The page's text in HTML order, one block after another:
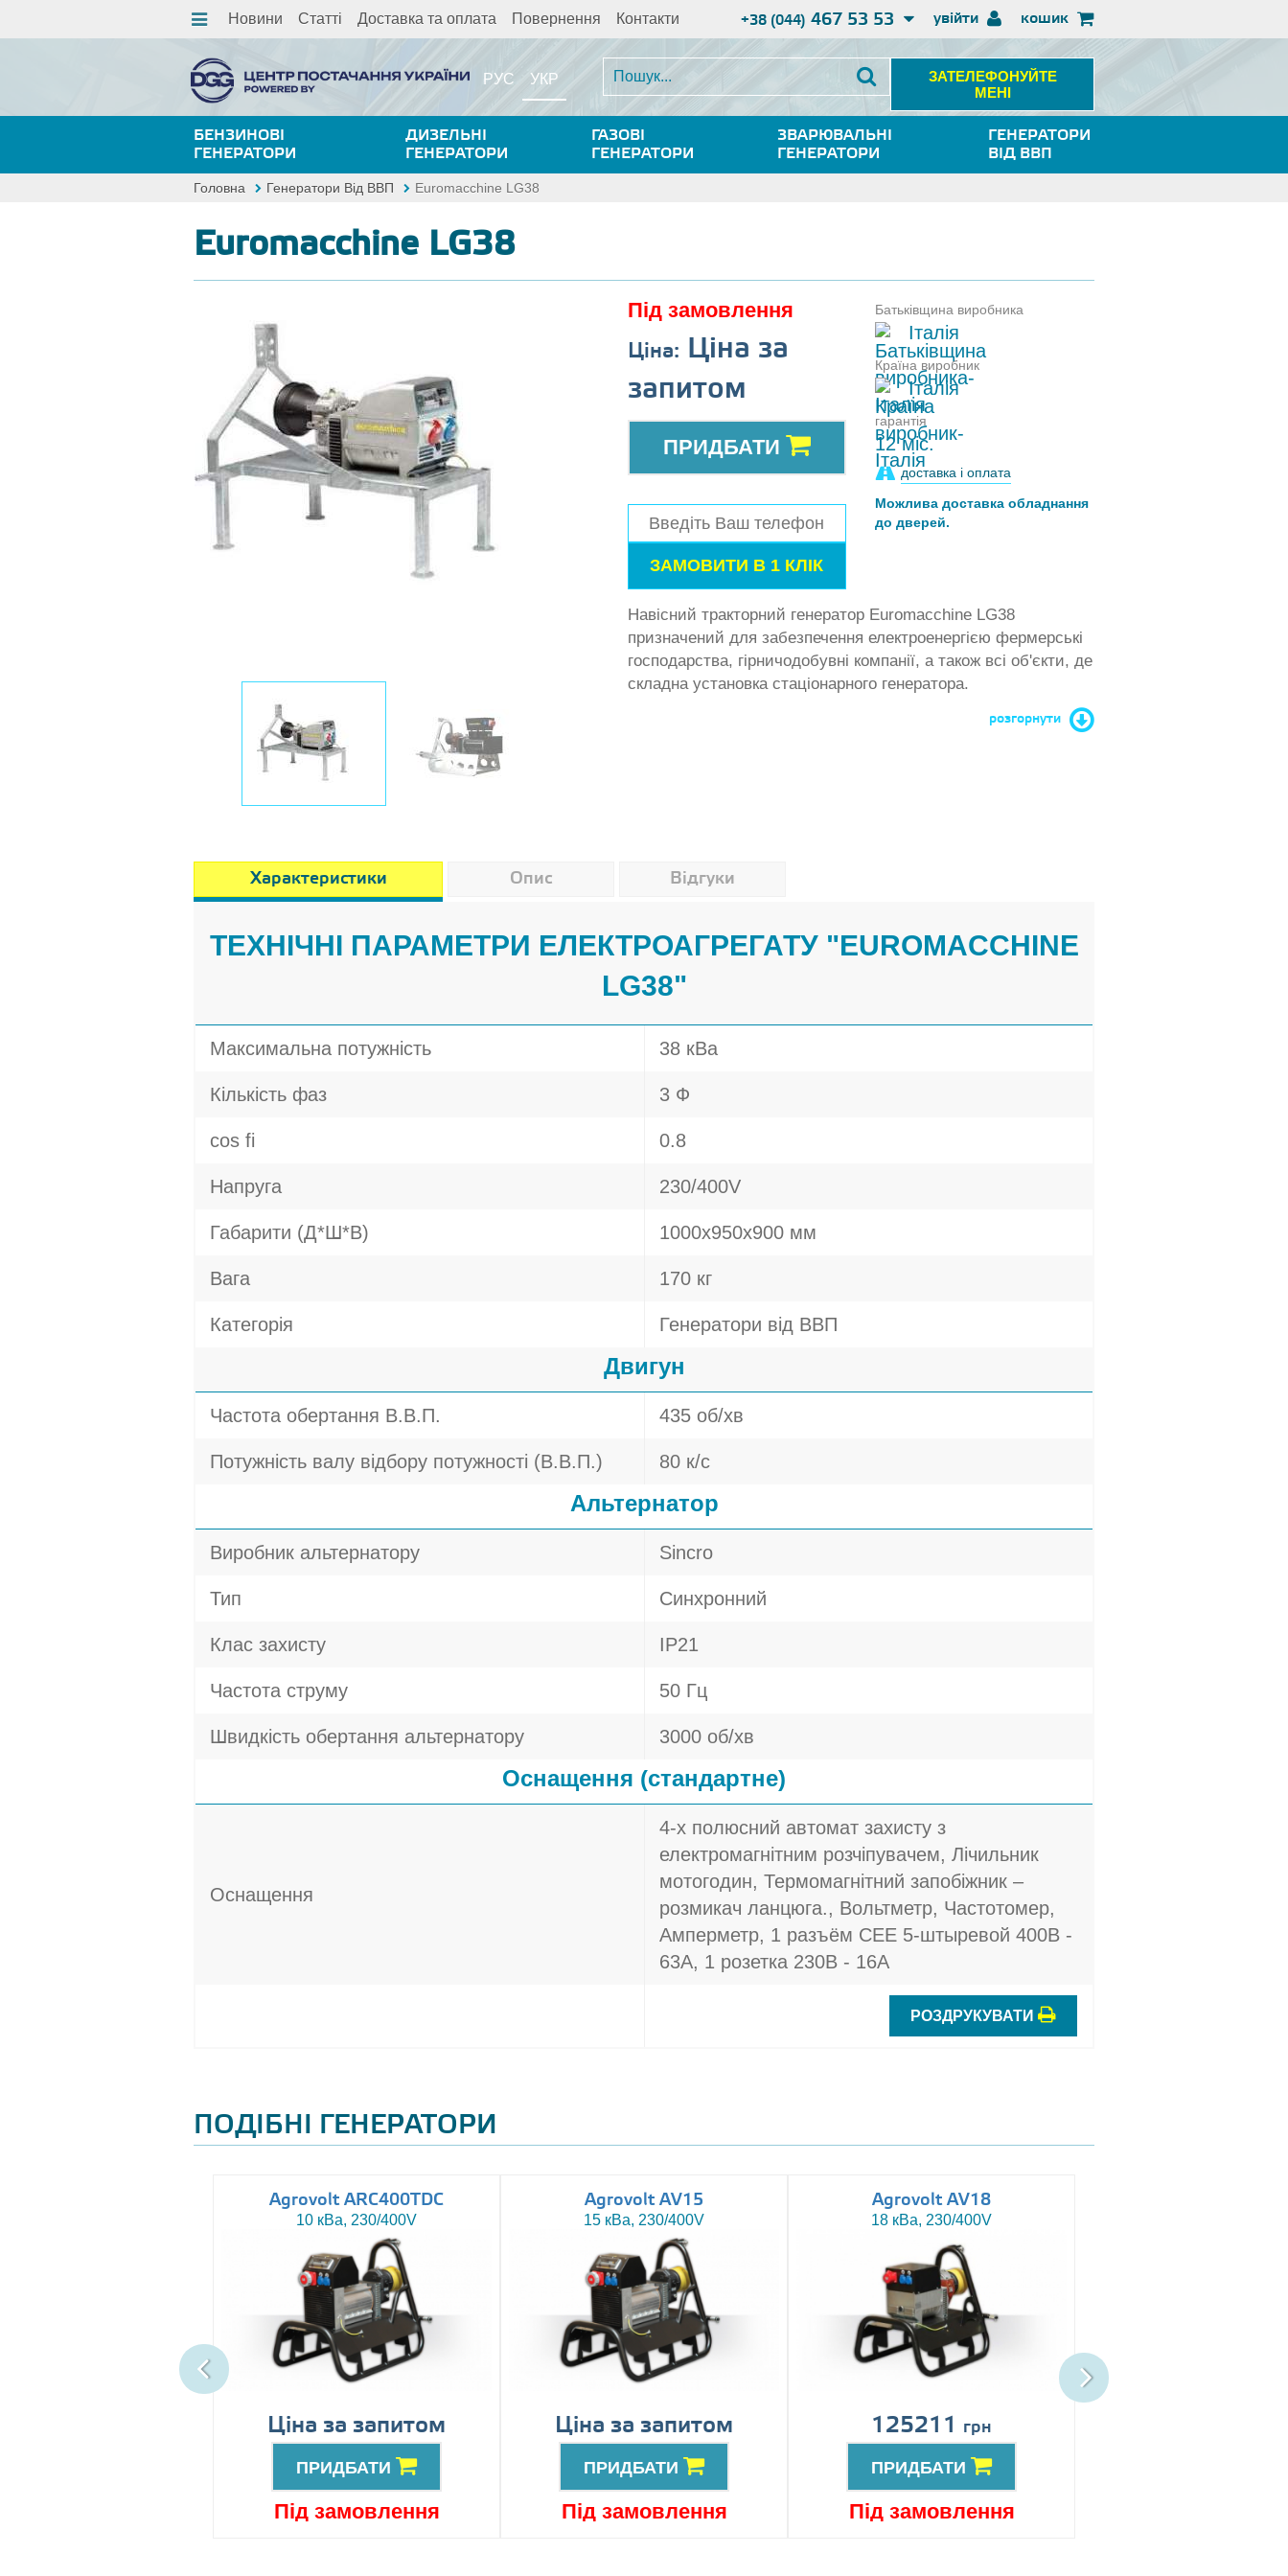
Новини Статті Доставка та оплата Повернення Контакти увійти
+38 (044) 467 53 53 кошик
РУС УКР
ЗАТЕЛЕФОНУЙТЕ
МЕНІ
БЕНЗИНОВІ
ГЕНЕРАТОРИ
ДИЗЕЛЬНІ
ГЕНЕРАТОРИ
ГАЗОВІ
ГЕНЕРАТОРИ
ЗВАРЮВАЛЬНІ
ГЕНЕРАТОРИ
ГЕНЕРАТОРИ
ВІД ВВП
Головна Генератори Від ВВП Euromacchine LG38
Euromacchine LG38
Під замовлення
Ціна: Ціна за
запитом
ПРИДБАТИ
Батьківщина виробника
Італія
Країна виробник
Італія
гарантія
12 міс.
доставка і оплата
Можлива доставка обладнання
до дверей.
Навісний тракторний генератор Euromacchine LG38
призначений для забезпечення електроенергією фермерські
господарства, гірничодобувні компанії, а також всі об'єкти, де
складна установка стаціонарного генератора.
розгорнути
Характеристики Опис Відгуки
ТЕХНІЧНІ ПАРАМЕТРИ ЕЛЕКТРОАГРЕГАТУ "EUROMACCHINE
LG38"
Максимальна потужність 38 кВа
Кількість фаз 3 Ф
cos fi 0.8
Напруга 230/400V
Габарити (Д*Ш*В) 1000х950х900 мм
Вага 170 кг
Категорія Генератори від ВВП
Двигун
Частота обертання В.В.П. 435 об/хв
Потужність валу відбору потужності (В.В.П.) 80 к/с
Альтернатор
Виробник альтернатору Sincro
Тип Синхронний
Клас захисту IP21
Частота струму 50 Гц
Швидкість обертання альтернатору 3000 об/хв
Оснащення (стандартне)
Оснащення
4-х полюсний автомат захисту з
електромагнітним розчіпувачем, Лічильник
мотогодин, Термомагнітний запобіжник –
розмикач ланцюга., Вольтметр, Частотомер,
Амперметр, 1 разъём CEE 5-штыревой 400В -
63A, 1 розетка 230В - 16A
РОЗДРУКУВАТИ
ПОДІБНІ ГЕНЕРАТОРИ
Agrovolt ARC400TDC
10 кВа, 230/400V
Ціна за запитом
ПРИДБАТИ
Під замовлення
Agrovolt AV15
15 кВа, 230/400V
Ціна за запитом
ПРИДБАТИ
Під замовлення
Agrovolt AV18
18 кВа, 230/400V
125211 грн
ПРИДБАТИ
Під замовлення